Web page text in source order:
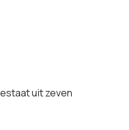
uit zeven